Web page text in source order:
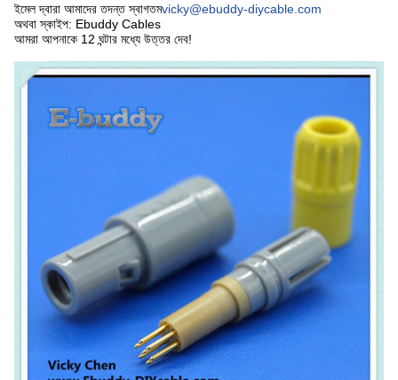
ইমেল দ্বারা আমাদের তদন্ত স্বাগতমvicky@ebuddy-diycable.com
অথবা স্কাইপ: Ebuddy Cables
আমরা আপনাকে 12 ঘন্টার মধ্যে উত্তর দেব!